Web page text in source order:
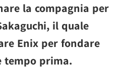
la compagnia per
il quale
Enix per fondare
tempo prima.